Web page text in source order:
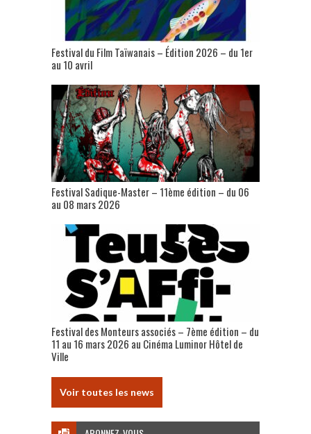
Festival du Film Taïwanais – Édition 2026 – du 1er
au 10 avril
Festival Sadique-Master – 11ème édition – du 06
au 08 mars 2026
Festival des Monteurs associés – 7ème édition – du
11 au 16 mars 2026 au Cinéma Luminor Hôtel de
Ville
Voir toutes les news